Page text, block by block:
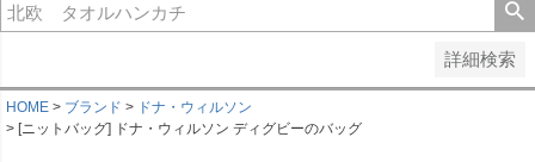
詳細検索
HOME ブランド
ドナ・ウィルソン
[ニットバッグ] ドナ・ウィルソン ディグビーのバッグ